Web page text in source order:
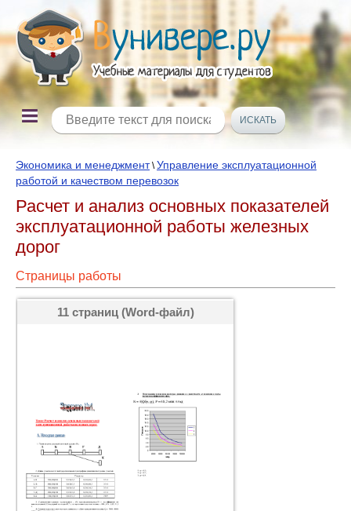
Экономика и менеджмент\Управление эксплуатационной
работой и качеством перевозок
Расчет и анализ основных показателей
эксплуатационной работы железных
дорог
Страницы работы
11 страниц (Word-файл)